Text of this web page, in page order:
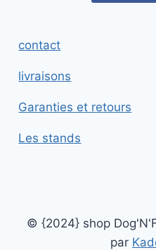
contact
livraisons
Garanties et retours
Les stands
© {2024} shop
par